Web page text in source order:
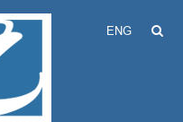
ENG